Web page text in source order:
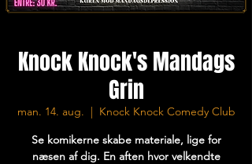
Knock Knock's Mandags
Grin
man. 14. aug.
  |
Knock Knock Comedy Club
Se komikerne skabe materiale, lige for
næsen af dig. En aften hvor velkendte